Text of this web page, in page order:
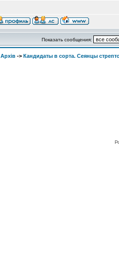
Показать сообщения:
Архів -> Кандидаты в сорта. Сеянцы